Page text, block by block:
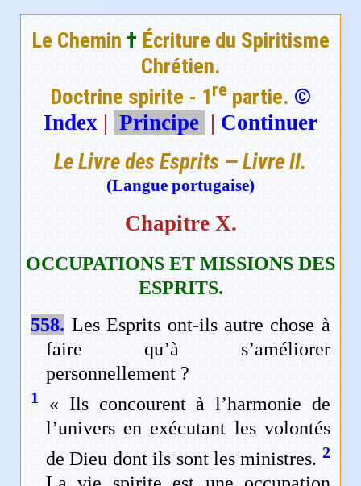
Le Chemin † Écriture du Spiritisme
Chrétien.
Doctrine spirite - 1re partie. ©
Index | Principe | Continuer
Le Livre des Esprits — Livre II.
(Langue portugaise)
Chapitre X.
OCCUPATIONS ET MISSIONS DES
ESPRITS.
558. Les Esprits ont-ils autre chose à
faire qu’à s’améliorer
personnellement ?
1
« Ils concourent à l’harmonie de
l’univers en exécutant les volontés
de Dieu dont ils sont les ministres. 2